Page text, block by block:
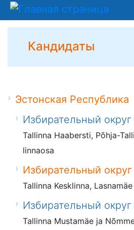
Кандидаты
Эстонская Республика
Избирательный
Tallinna Haabersti, Põhja-
linnaosa
Избирательный
Tallinna Kesklinna,
Избирательный
Tallinna Mustamäe ja